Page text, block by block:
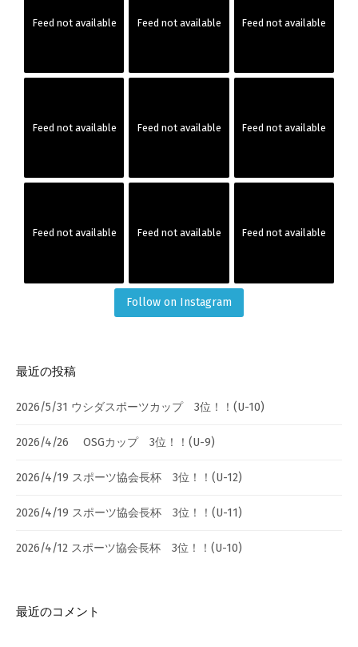
Feed not available Feed not available Feed not available
Feed not available Feed not available Feed not available
Feed not available Feed not available Feed not available
Follow on Instagram
最近の投稿
2026/5/31 ウシダスポーツカップ 3位！！(U-10)
2026/4/26 OSGカップ 3位！！(U-9)
2026/4/19 スポーツ協会長杯 3位！！(U-12)
2026/4/19 スポーツ協会長杯 3位！！(U-11)
2026/4/12 スポーツ協会長杯 3位！！(U-10)
最近のコメント